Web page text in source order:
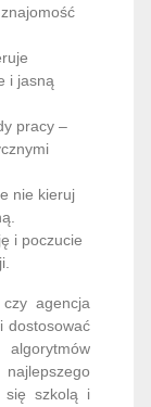
i jasną
pracy –
nie kieruj
i poczucie
agencja
dostosować
się szkolą i